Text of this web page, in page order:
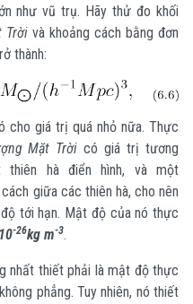
như vũ trụ. Hãy thử đo khối
Trời và khoảng cách bằng đơn
thành:
cho giá trị quá nhỏ nữa. Thực
Mặt Trời có giá trị tương
hà điển hình, và một
giữa các thiên hà, cho nên
tới hạn. Mật độ của nó thực
10-26kg m-3.
nhất thiết phải là mật độ thực
phẳng. Tuy nhiên, nó thiết